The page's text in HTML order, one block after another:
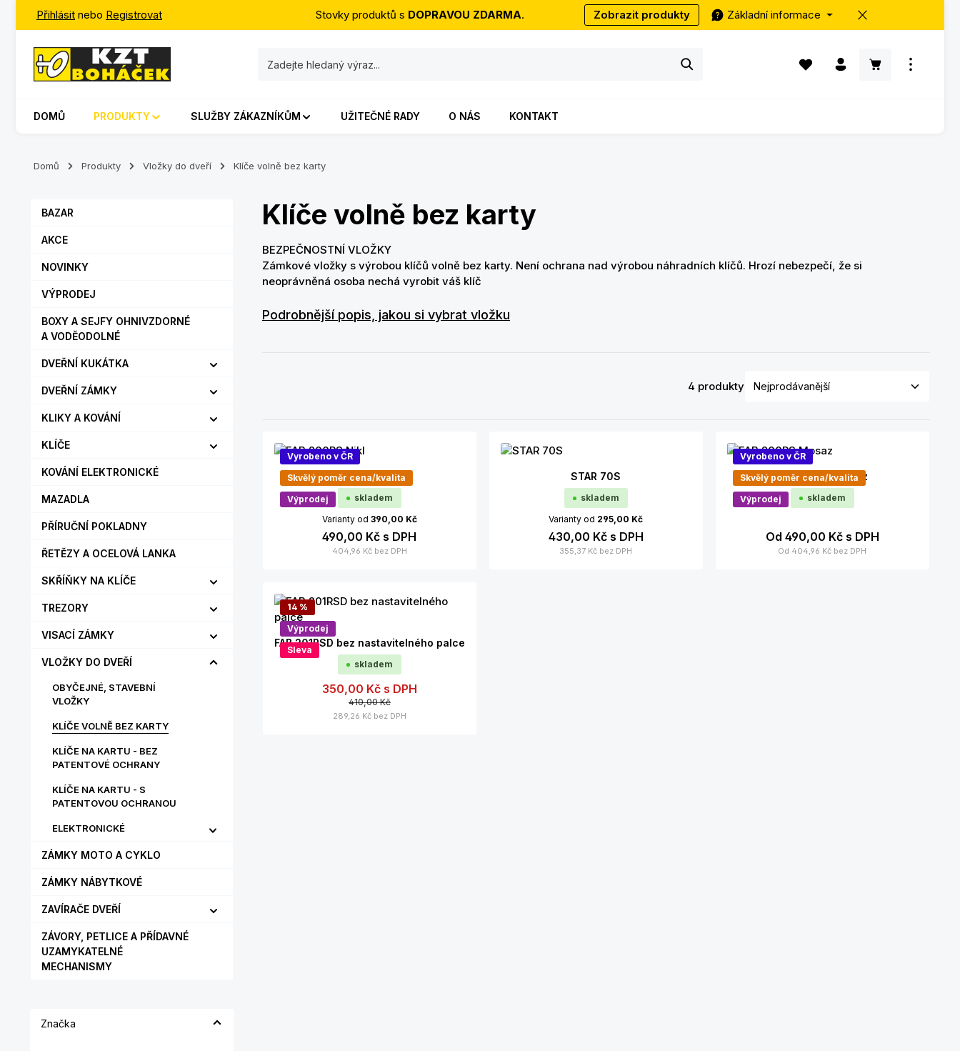
na hlavní obsah
Přeskočit na vyhledávání
Přeskočit na hlavní navigaci
Přihlásit nebo Registrovat Stovky produktů s DOPRAVOU ZDARMA. Zobrazit produkty Základní informace
Máte 0 položky v seznamu přání
Nákupní košík
DOMŮ PRODUKTY SLUŽBY ZÁKAZNÍKŮM UŽITEČNÉ RADY O NÁS KONTAKT
Domů Produkty Vložky do dveří Klíče volně bez karty
BAZAR
AKCE
NOVINKY
VÝPRODEJ
BOXY A SEJFY OHNIVZDORNÉ
A VODĚODOLNÉ
DVEŘNÍ KUKÁTKA
DVEŘNÍ ZÁMKY
KLIKY A KOVÁNÍ
KLÍČE
KOVÁNÍ ELEKTRONICKÉ
MAZADLA
PŘÍRUČNÍ POKLADNY
ŘETĚZY A OCELOVÁ LANKA
SKŘÍŇKY NA KLÍČE
TREZORY
VISACÍ ZÁMKY
VLOŽKY DO DVEŘÍ
OBYČEJNÉ, STAVEBNÍ
VLOŽKY
KLÍČE VOLNĚ BEZ KARTY
KLÍČE NA KARTU - BEZ
PATENTOVÉ OCHRANY
KLÍČE NA KARTU - S
PATENTOVOU OCHRANOU
ELEKTRONICKÉ
ZÁMKY MOTO A CYKLO
ZÁMKY NÁBYTKOVÉ
ZAVÍRAČE DVEŘÍ
ZÁVORY, PETLICE A PŘÍDAVNÉ
UZAMYKATELNÉ
MECHANISMY
Značka
Klíče volně bez karty
BEZPEČNOSTNÍ VLOŽKY
Zámkové vložky s výrobou klíčů volně bez karty. Není ochrana nad výrobou náhradních klíčů. Hrozí nebezpečí, že si
neoprávněná osoba nechá vyrobit váš klíč
Podrobnější popis, jakou si vybrat vložku
4 produkty
Vyrobeno v ČR
Skvělý poměr cena/kvalita
Výprodej
FAB 200RS Nikl
skladem
Varianty od 390,00 Kč
490,00 Kčs DPH
404,96 Kč bez DPH
Podrobnosti
STAR 70S
skladem
Varianty od 295,00 Kč
430,00 Kč s DPH
355,37 Kč bez DPH
Vyrobeno v ČR
Skvělý poměr cena/kvalita
Výprodej
FAB 200RS Mosaz
skladem
Od 490,00 Kč s DPH
Od 404,96 Kč bez DPH
14 %
Výprodej
Sleva
FAB 201RSD bez nastavitelného palce
skladem
350,00 Kč s DPH
410,00 Kč
289,26 Kč bez DPH